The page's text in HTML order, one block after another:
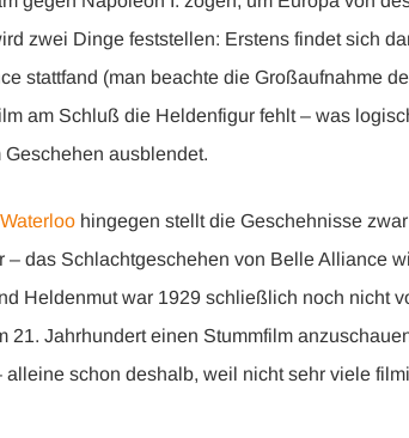
zwei Dinge feststellen: Erstens findet sich
stattfand (man beachte die Großaufnahme
am Schluß die Heldenfigur fehlt – was
ausblendet.
hingegen stellt die Geschehnisse
das Schlachtgeschehen von Belle Alliance
Heldenmut war 1929 schließlich noch nicht
Jahrhundert einen Stummfilm
alleine schon deshalb, weil nicht sehr viele